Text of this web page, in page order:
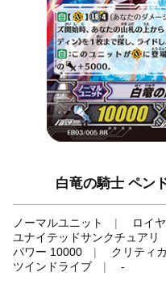
白竜の騎士 ペン
ノーマルユニット ロイ
ユナイテッドサンクチュアリ
パワー 10000
クリティ
ツインドライブ
-